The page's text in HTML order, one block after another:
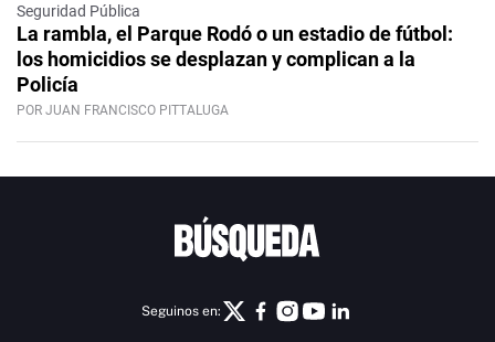
Seguridad Pública
La rambla, el Parque Rodó o un estadio de fútbol:
los homicidios se desplazan y complican a la
Policía
POR JUAN FRANCISCO PITTALUGA
Seguinos en: